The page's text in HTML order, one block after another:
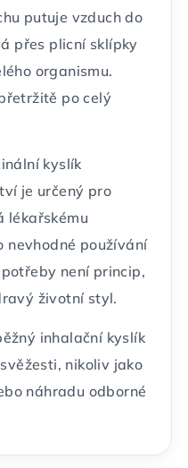
putuje vzduch do
přes plicní sklípky
organismu.
po celý
kyslík
je určený pro
lékařskému
nevhodné používání
není princip,
životní styl.
inhalační kyslík
nikoliv jako
náhradu odborné